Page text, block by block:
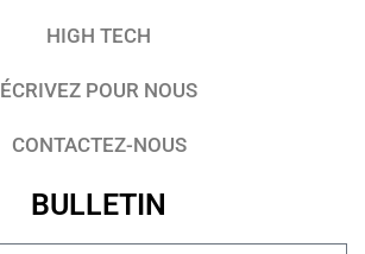
HIGH TECH
ÉCRIVEZ POUR NOUS
CONTACTEZ-NOUS
BULLETIN